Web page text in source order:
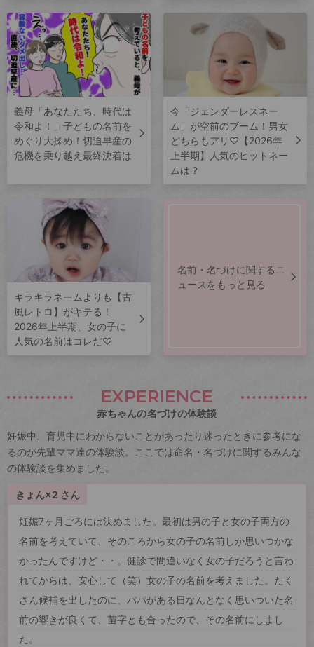
義母「あなたたち、時代は
令和よ！」子どもの名前を
めぐり大揉め！切迫早産の
危機を乗り越え最終決着は
今「ジェンダーレスネー
ム」が空前のブーム！男女
どちらもアリ♡【2026年
上半期】人気のヒットネー
ムは？
キラキラネームよりも【古
風レトロ】がキテる！
2026年上半期、女の子に
人気の名前はコレだ♡
名前・名づけに関するニ
ュースをもっと見る
EXPERIENCE
赤ちゃんの名づけの体験談
妊娠中、育児中にわからないことがあったり迷ったときに参考にな
るのが先輩ママ達の体験談。ここでは命名・名づけに関するみんな
の体験談を集めました。
きょん×2 さん
妊娠7ヶ月ごろには決めました。最初は男の子と女の子両方の
名前を考えていて、そのころから女の子の名前しか思いつかな
かったんですけど・・。健診で間違いなく女の子だろうと言わ
れてからは、安心して（笑）女の子の名前を考えました。たく
さん候補を出したのに、パパがある日なんとなく思いついた名
前の響きが良くて、苗字とも合ったので、その名前にしまし
た。